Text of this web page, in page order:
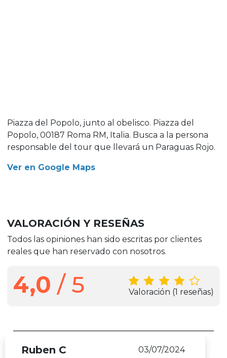
Piazza del Popolo, junto al obelisco. Piazza del
Popolo, 00187 Roma RM, Italia. Busca a la persona
responsable del tour que llevará un Paraguas Rojo.
Ver en Google Maps
VALORACIÓN Y RESEÑAS
Todos las opiniones han sido escritas por clientes
reales que han reservado con nosotros.
4,0 / 5 Valoración (1 reseñas)
Ruben C 03/07/2024